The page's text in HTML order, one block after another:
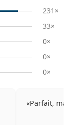
231×
33×
0×
0×
0×
Parfait, ma